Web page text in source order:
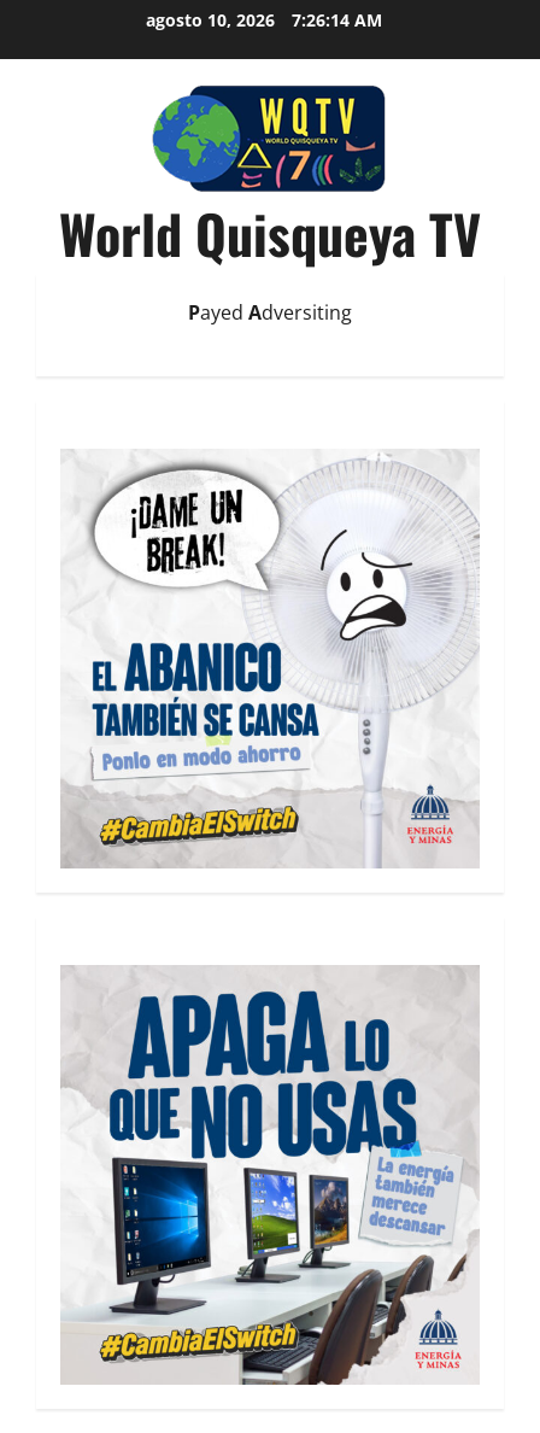
agosto 10, 2026 7:26:15 AM
World Quisqueya TV
Payed Adversiting